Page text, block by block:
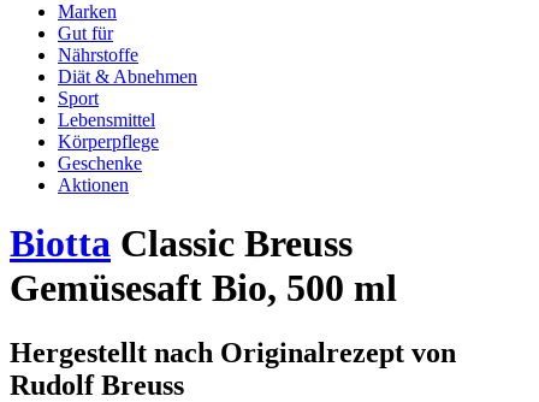
Marken
Gut für
Nährstoffe
Diät & Abnehmen
Sport
Lebensmittel
Körperpflege
Geschenke
Aktionen
Biotta Classic Breuss
Gemüsesaft Bio, 500 ml
Hergestellt nach Originalrezept von
Rudolf Breuss